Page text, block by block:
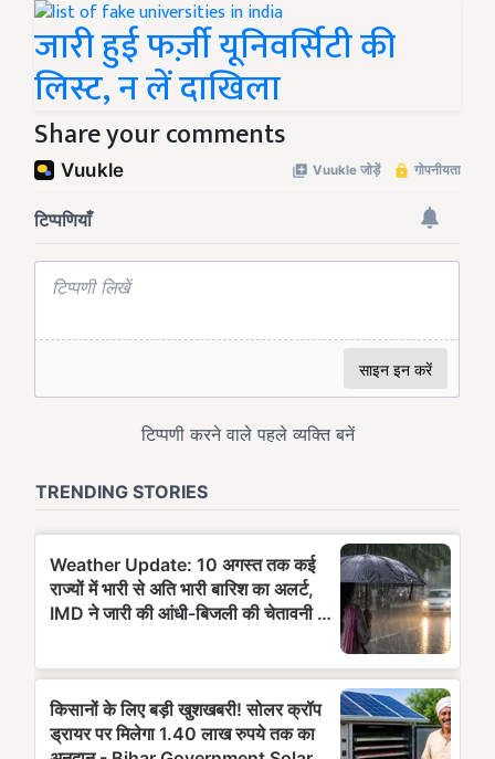
जारी हुई फर्ज़ी यूनिवर्सिटी की
लिस्ट, न लें दाखिला
Share your comments